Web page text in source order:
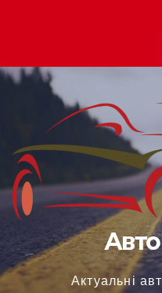
Актуальні